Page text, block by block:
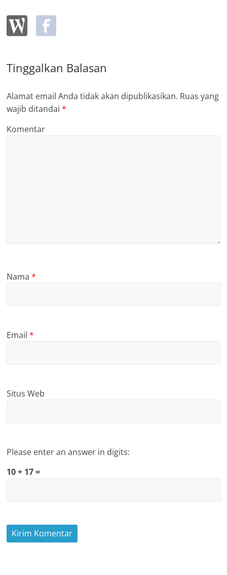
Tinggalkan Balasan
Alamat email Anda tidak akan dipublikasikan. Ruas yang
wajib ditandai*
Komentar
Nama*
Email*
Situs Web
Please enter an answer in digits:
10 + 17 =